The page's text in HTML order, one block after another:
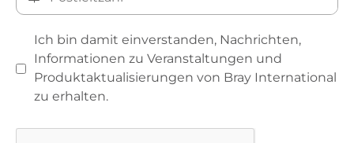
Ich bin damit einverstanden, Nachrichten,
Informationen zu Veranstaltungen und
Produktaktualisierungen von Bray International
zu erhalten.